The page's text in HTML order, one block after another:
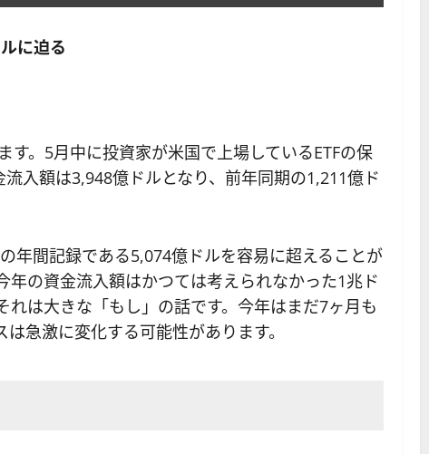
に迫る
す。5月中に投資家が米国で上場しているETFの保
入額は3,948億ドルとなり、前年同期の1,211億ド
年間記録である5,074億ドルを容易に超えることが
の資金流入額はかつては考えられなかった1兆ド
は大きな「もし」の話です。今年はまだ7ヶ月も
急激に変化する可能性があります。